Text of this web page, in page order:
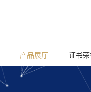
产品展厅 证书